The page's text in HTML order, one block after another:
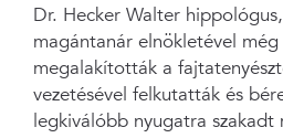
Dr. Hecker Walter
magántanár elnökletével még
megalakították a
vezetésével felkutatták és
legkiválóbb nyugatra szakadt